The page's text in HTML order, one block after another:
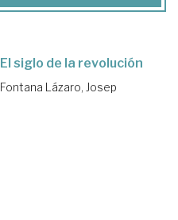
El siglo de la revolución
Fontana Lázaro, Josep